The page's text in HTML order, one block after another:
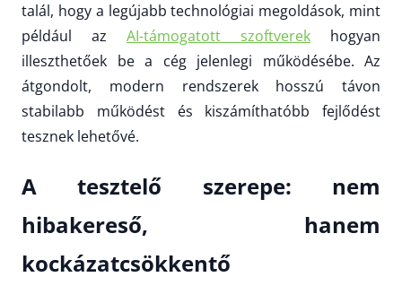
talál, hogy a legújabb technológiai megoldások, mint
például az AI-támogatott szoftverek hogyan
illeszthetőek be a cég jelenlegi működésébe. Az
átgondolt, modern rendszerek hosszú távon
stabilabb működést és kiszámíthatóbb fejlődést
tesznek lehetővé.
A tesztelő szerepe: nem
hibakereső, hanem
kockázatcsökkentő